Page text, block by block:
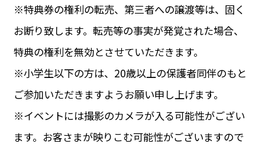
※特典券の権利の転売、第三者への譲渡等は、固く
お断り致します。転売等の事実が発覚された場合、
特典の権利を無効とさせていただきます。
※小学生以下の方は、20歳以上の保護者同伴のもと
ご参加いただきますようお願い申し上げます。
※イベントには撮影のカメラが入る可能性がござい
ます。お客さまが映りこむ可能性がございますので